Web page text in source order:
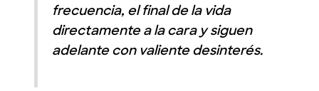
frecuencia, el final de la vida
directamente a la cara y siguen
adelante con valiente desinterés.